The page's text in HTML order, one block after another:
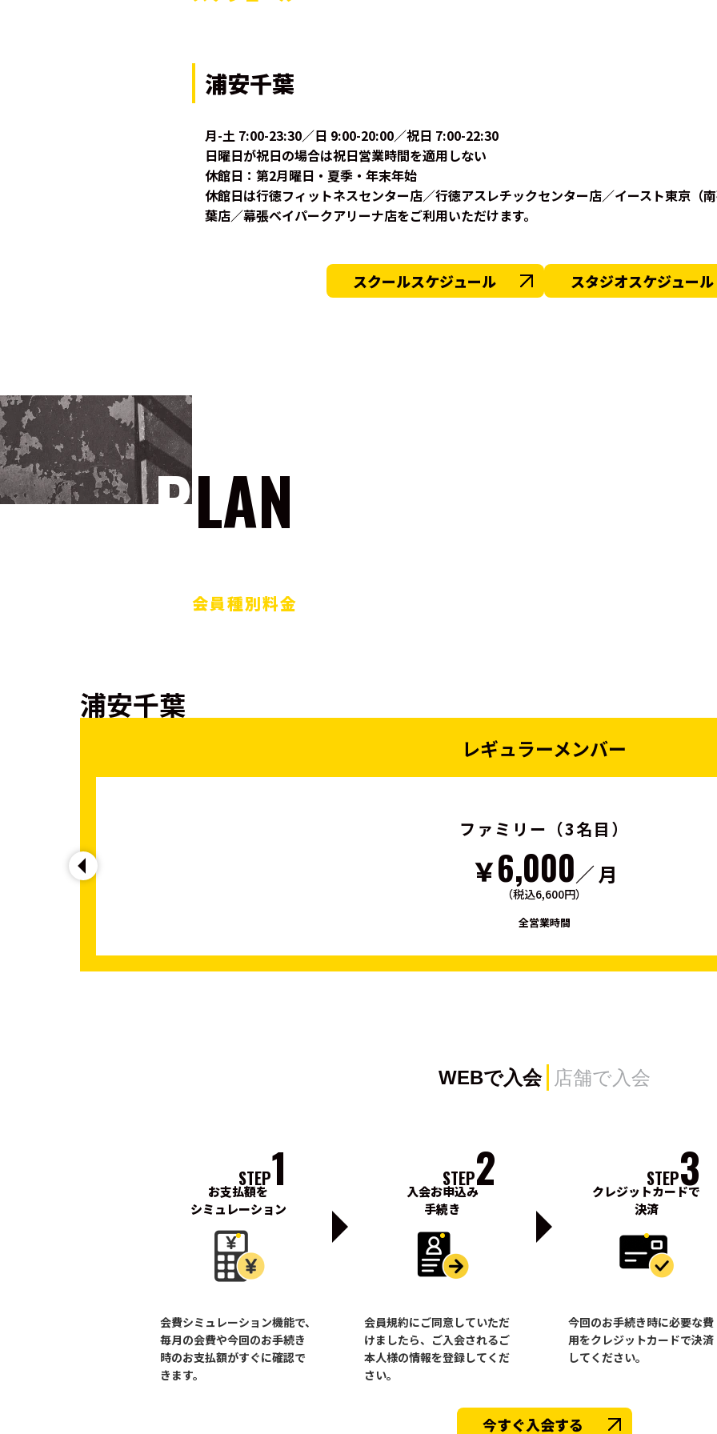
浦安千葉
月-土 7:00-23:30／日 9:00-20:00／祝日 7:00-22:30
日曜日が祝日の場合は祝日営業時間を適用しない
休館日：第2月曜日・夏季・年末年始
休館日は行徳フィットネスセンター店／行徳アスレチックセンター店／イースト東京（
葉店／幕張ベイパークアリーナ店をご利用いただけます。
スクールスケジュール スタジオスケジュール
PLAN
会員種別料金
浦安千葉
レギュラーメンバー
ファミリー（3名目）
￥6,000／ 月
（税込6,600円）
全営業時間
WEBで入会 店舗で入会
STEP1
お支払額を
シミュレーション
会費シミュレーション機能で、
毎月の会費や今回のお手続き
時のお支払額がすぐに確認で
きます。
STEP2
入会お申込み
手続き
会員規約にご同意していただ
けましたら、ご入会されるご
本人様の情報を登録してくだ
さい。
STEP3
クレジットカードで
決済
今回のお手続き時に必要な費
用をクレジットカードで決済
してください。
今すぐ入会する